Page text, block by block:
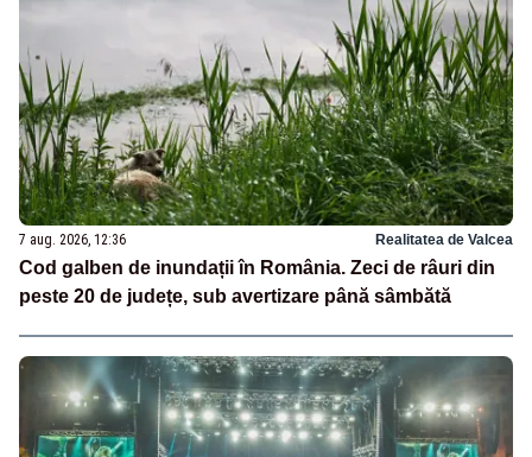
7 aug. 2026, 12:36 Realitatea de Valcea
Cod galben de inundații în România. Zeci de râuri din
peste 20 de județe, sub avertizare până sâmbătă